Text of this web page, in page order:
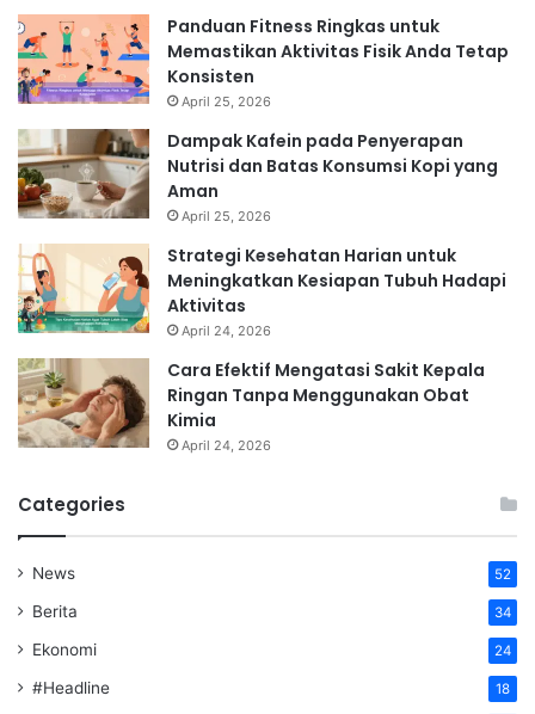
Panduan Fitness Ringkas untuk
Memastikan Aktivitas Fisik Anda Tetap
Konsisten
April 25, 2026
Dampak Kafein pada Penyerapan
Nutrisi dan Batas Konsumsi Kopi yang
Aman
April 25, 2026
Strategi Kesehatan Harian untuk
Meningkatkan Kesiapan Tubuh Hadapi
Aktivitas
April 24, 2026
Cara Efektif Mengatasi Sakit Kepala
Ringan Tanpa Menggunakan Obat
Kimia
April 24, 2026
Categories
News 52
Berita 34
Ekonomi 24
#Headline 18